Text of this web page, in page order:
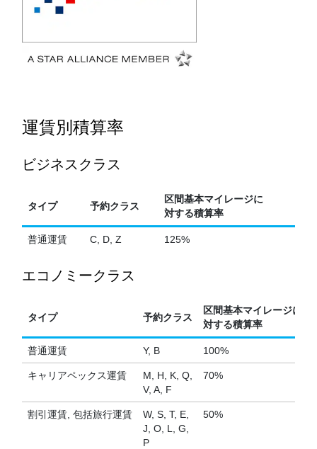
運賃別積算率
ビジネスクラス
タイプ 予約クラス
区間基本マイレージに
対する積算率
普通運賃 C, D, Z 125%
エコノミークラス
タイプ 予約クラス
区間基本マイレージに
対する積算率
普通運賃 Y, B 100%
キャリアペックス運賃
M, H, K, Q,
V, A, F
70%
割引運賃, 包括旅行運賃
W, S, T, E,
J, O, L, G,
P
50%